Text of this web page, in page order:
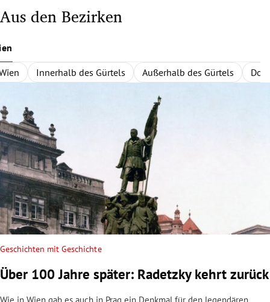
Aus den Bezirken
Innerhalb des Gürtels Außerhalb des Gürtels
Geschichten mit Geschichte
Über 100 Jahre später: Radetzky kehrt zurück
Wie in Wien gab es auch in Prag ein Denkmal für den legendären